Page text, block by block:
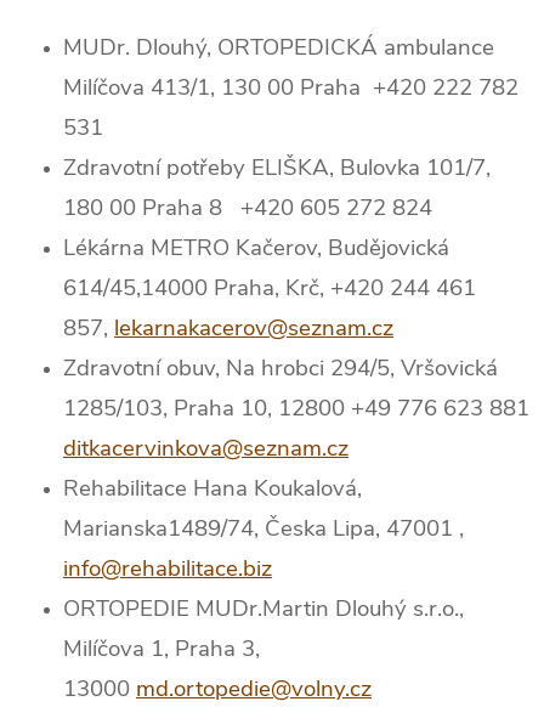
MUDr. Dlouhý, ORTOPEDICKÁ ambulance
Milíčova 413/1, 130 00 Praha +420 222 782
531
Zdravotní potřeby ELIŠKA, Bulovka 101/7,
180 00 Praha 8 +420 605 272 824
Lékárna METRO Kačerov, Budějovická
614/45,14000 Praha, Krč, +420 244 461
857, lekarnakacerov@seznam.cz
Zdravotní obuv, Na hrobci 294/5, Vršovická
1285/103, Praha 10, 12800 +49 776 623 881
ditkacervinkova@seznam.cz
Rehabilitace Hana Koukalová,
Marianska1489/74, Česka Lipa, 47001 ,
info@rehabilitace.biz
ORTOPEDIE MUDr.Martin Dlouhý s.r.o.,
Milíčova 1, Praha 3,
13000 md.ortopedie@volny.cz